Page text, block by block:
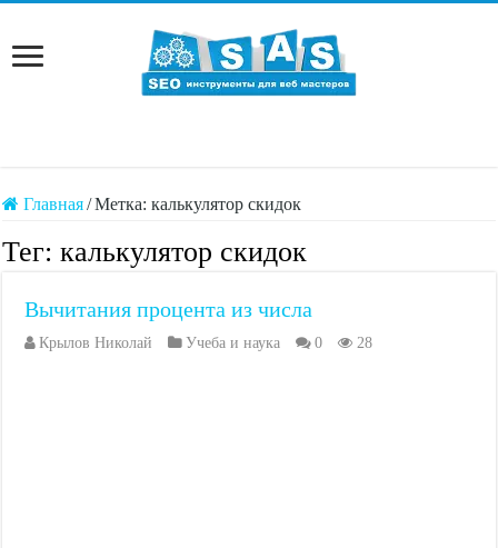
Главная/Метка:калькулятор скидок
Тег:калькулятор скидок
Вычитания процента из числа
Крылов Николай Учеба и наука 0 28